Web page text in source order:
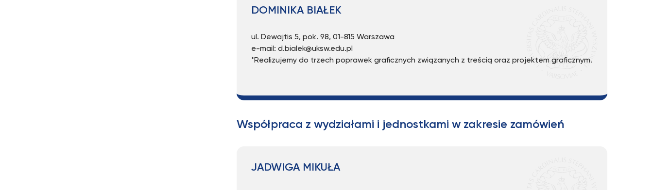
DOMINIKA BIAŁEK
ul. Dewajtis 5, pok. 98, 01-815 Warszawa
e-mail: d.bialek@uksw.edu.pl
*Realizujemy do trzech poprawek graficznych związanych z treścią oraz projektem graficznym.
Współpraca z wydziałami i jednostkami w zakresie zamówień
JADWIGA MIKUŁA